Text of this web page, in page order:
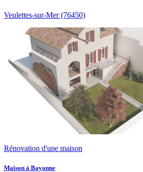
Veulettes-sur-Mer(76450)
Rénovation d'une maison
Maison à Bayonne